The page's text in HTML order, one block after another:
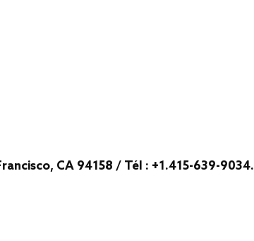
CA 94158 / Tél : +1.415-639-9034.